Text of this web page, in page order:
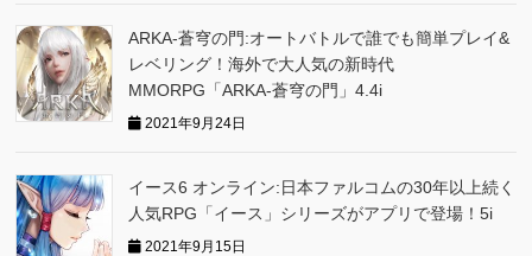
ARKA‐蒼穹の門:オートバトルで誰でも簡単プレイ&
レベリング！海外で大人気の新時代
MMORPG「ARKA‐蒼穹の門」4.4i
2021年9月24日
イース6 オンライン:日本ファルコムの30年以上続く
人気RPG「イース」シリーズがアプリで登場！5i
2021年9月15日